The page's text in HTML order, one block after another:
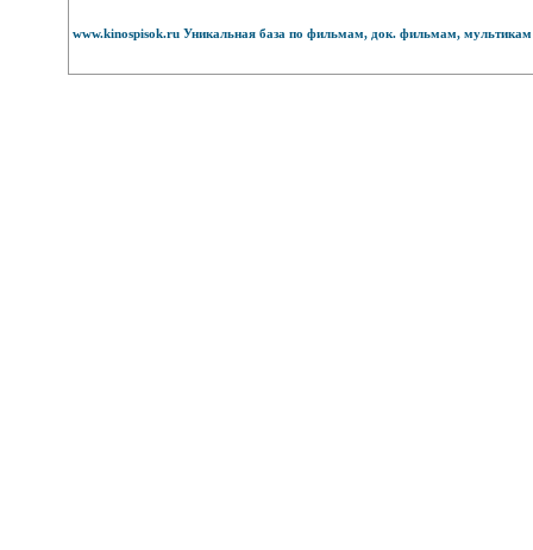
www.kinospisok.ru Уникальная база по фильмам, док. фильмам,